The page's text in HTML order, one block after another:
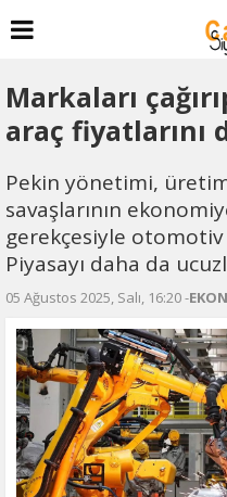
Markaları
araç fiyatlarını
Pekin yönetimi,
savaşlarının
gerekçesiyle
Piyasayı daha da
05 Ağustos 2025, Salı, 16:20 -